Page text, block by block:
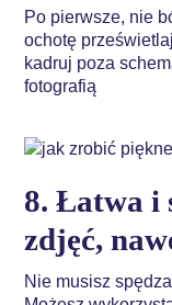
Po pierwsze, nie
ochotę
kadruj poza
fotografią
8. Łatwa i
zdjęć,
Nie musisz